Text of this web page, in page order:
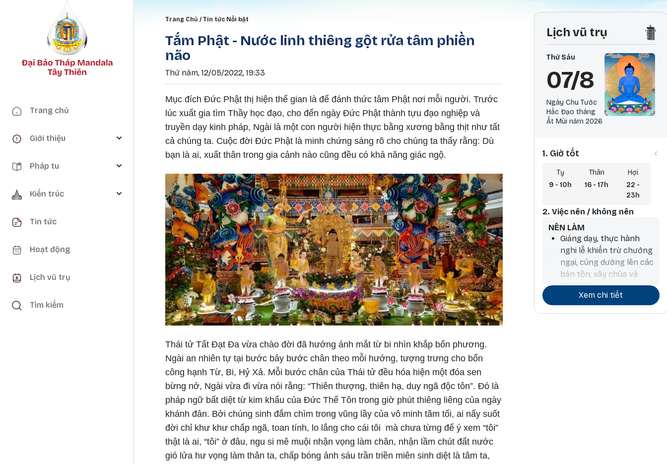
Main navigation
Trang chủ
Giới thiệu
Pháp tu
Kiến trúc
Tin tức
Hoạt động
Lịch vũ trụ
Tìm kiếm
Breadcrumb
Trang Chủ Tin tức Nổi bật
Tắm Phật - Nước linh thiêng gột rửa tâm phiền
não
Thứ năm, 12/05/2022, 19:33
Mục đích Đức Phật thị hiện thế gian là để đánh thức tâm Phật nơi mỗi người. Trước
lúc xuất gia tìm Thầy học đạo, cho đến ngày Đức Phật thành tựu đạo nghiệp và
truyền dạy kinh pháp, Ngài là một con người hiện thực bằng xương bằng thịt như tất
cả chúng ta. Cuộc đời Đức Phật là minh chứng sáng rõ cho chúng ta thấy rằng: Dù
bạn là ai, xuất thân trong gia cảnh nào cũng đều có khả năng giác ngộ.
Thái tử Tất Đạt Đa vừa chào đời đã hướng ánh mắt từ bi nhìn khắp bốn phương.
Ngài an nhiên tự tại bước bảy bước chân theo mỗi hướng, tượng trưng cho bốn
công hạnh Từ, Bi, Hỷ Xả. Mỗi bước chân của Thái tử đều hóa hiện một đóa sen
bừng nở, Ngài vừa đi vừa nói rằng: “Thiên thượng, thiên hạ, duy ngã độc tôn”. Đó là
pháp ngữ bất diệt từ kim khẩu của Đức Thế Tôn trong giờ phút thiêng liêng của ngày
khánh đản. Bởi chúng sinh đắm chìm trong vũng lầy của vô minh tăm tối, ai nấy suốt
đời chỉ khư khư chấp ngã, toan tính, lo lắng cho cái tôi mà chưa từng để ý xem “tôi”
thật là ai, “tôi” ở đâu, ngu si mê muội nhận vọng làm chân, nhận lầm chút đất nước
gió lửa hư vọng làm thân ta, chấp bóng ảnh sáu trần triền miên sinh diệt là tâm ta,
Lịch vũ trụ
Thứ Sáu
07/8
Ngày Chu Tước
Hắc Đạo tháng
Ất Mùi năm 2026
1. Giờ tốt ‹
Tỵ
9 - 10h
Thân
16 - 17h
Hợi
22 -
23h
2. Việc nên / không nên
NÊN LÀM
Giảng dạy, thực hành
nghi lễ khiển trừ chướng
ngại, cúng dường lên các
bản tôn, xây chùa và
Bảo tháp
Tiến hành hoạt động
thương mại và ký kết
Xem chi tiết